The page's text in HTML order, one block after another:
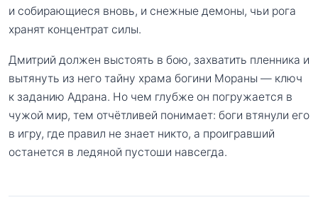
и собирающиеся вновь, и снежные демоны, чьи рога
хранят концентрат силы.
Дмитрий должен выстоять в бою, захватить пленника и
вытянуть из него тайну храма богини Мораны — ключ
к заданию Адрана. Но чем глубже он погружается в
чужой мир, тем отчётливей понимает: боги втянули его
в игру, где правил не знает никто, а проигравший
останется в ледяной пустоши навсегда.